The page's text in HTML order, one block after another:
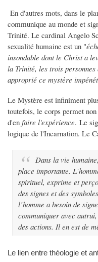
En d'autres mots, dans le
communique au monde et
Trinité. Le cardinal Angelo
sexualité humaine est un "
insondable dont le Christ a
la Trinité, les trois
approprié ce mystère
Le Mystère est infiniment
toutefois, le corps permet
d'en faire l'expérience. Le
logique de l'Incarnation. Le
Dans la vie
place importante.
spirituel, exprime et
des signes et des
l’homme a besoin de
communiquer avec
des actions. Il en est de
Le lien entre théologie et